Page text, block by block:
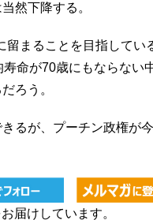
然下降する。
まることを目指してい
命が70歳にもならない
ろう。
るが、プーチン政権が
届けしています。